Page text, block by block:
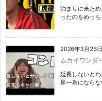
泊まりに来た
ったのをめっ
2026年3月26日
ムカイワンダ
延長しないと
界一為にならな